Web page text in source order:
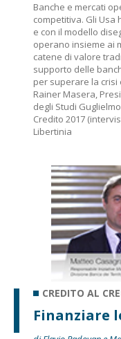
Banche e mercati
competitiva. Gli
e con il modello
operano insieme ai
catene di valore
supporto delle
per superare la crisi
Rainer Masera,
degli Studi
Credito 2017
Libertinia
CREDITO AL
Finanziare